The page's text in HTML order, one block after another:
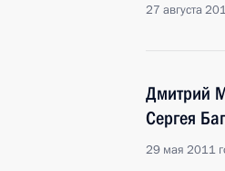
27 августа
Дмитрий
Сергея
29 мая 2011